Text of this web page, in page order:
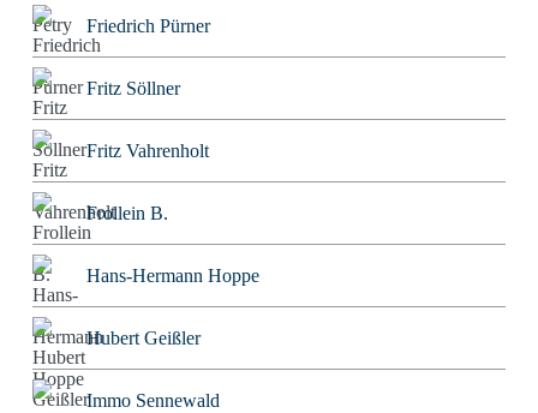
Friedrich Pürner
Fritz Söllner
Fritz Vahrenholt
Frollein B.
Hans-Hermann Hoppe
Hubert Geißler
Immo Sennewald